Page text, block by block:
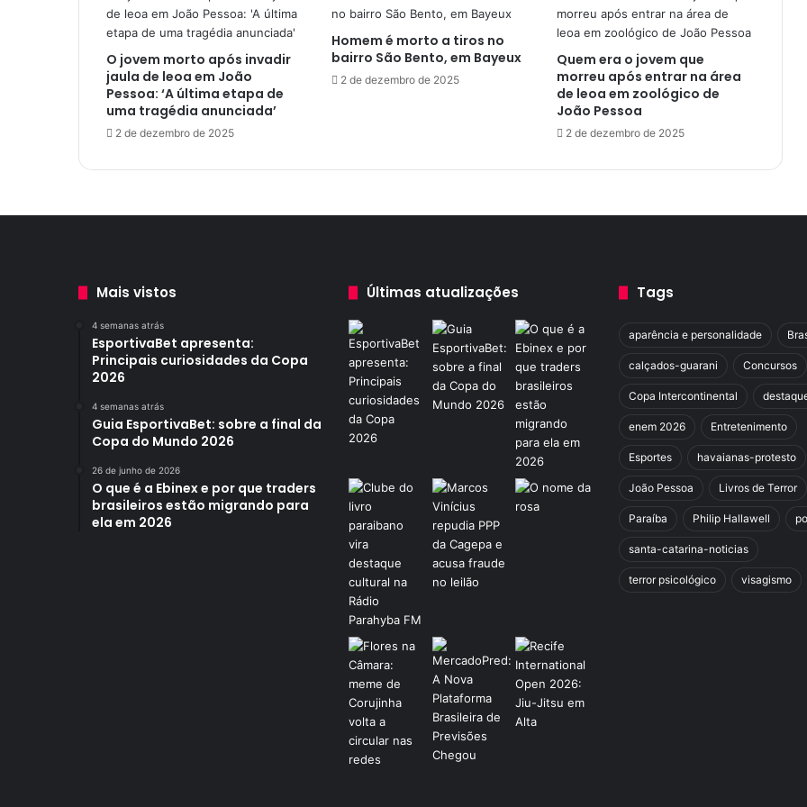
l
e
d
e
c
a
r
e
n
C
h
e
f
P
B
e
i
r
a
r
e
e
s
o
c
u
o
d
o
N
o
r
s
t
e
O jovem morto após invadir
jaula de leoa em João
Pessoa: ‘A última etapa de
uma tragédia anunciada’
2 de dezembro de 2025
Homem é morto a tiros no
bairro São Bento, em Bayeux
2 de dezembro de 2025
Quem era o jovem que
morreu após entrar na área
de leoa em zoológico de
João Pessoa
2 de dezembro de 2025
Mais vistos
4 semanas atrás
EsportivaBet apresenta:
Principais curiosidades da Copa
2026
4 semanas atrás
Guia EsportivaBet: sobre a final da
Copa do Mundo 2026
26 de junho de 2026
O que é a Ebinex e por que traders
brasileiros estão migrando para
ela em 2026
Últimas atualizações Tags
aparência e personalidade
calçados-guarani Concursos
Copa Intercontinental
enem 2026 Entretenimento
Esportes havaianas-protesto
João Pessoa Livros de Terror
Paraíba Philip Hallawell
santa-catarina-noticias
terror psicológico visagismo